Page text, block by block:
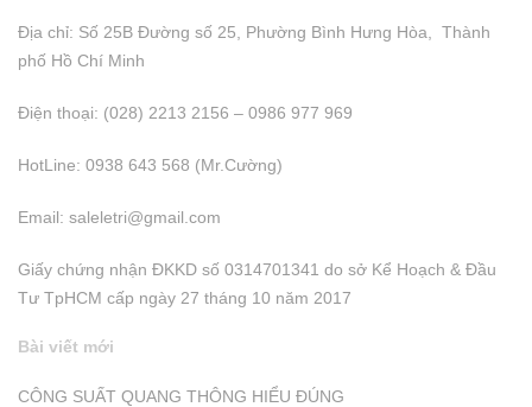
Địa chỉ: Số 25B Đường số 25, Phường Bình Hưng Hòa, Thành
phố Hồ Chí Minh
Điện thoại: (028) 2213 2156 – 0986 977 969
HotLine: 0938 643 568 (Mr.Cường)
Email: saleletri@gmail.com
Giấy chứng nhận ĐKKD số 0314701341 do sở Kể Hoạch & Đầu
Tư TpHCM cấp ngày 27 tháng 10 năm 2017
Bài viết mới
CÔNG SUẤT QUANG THÔNG HIỂU ĐÚNG